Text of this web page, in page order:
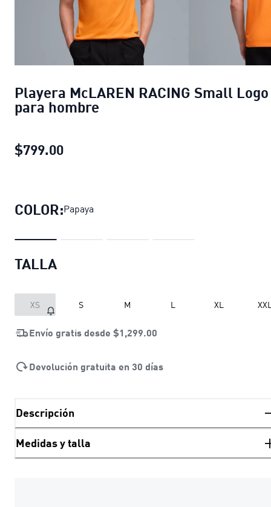
Playera McLAREN RACING Small Logo
para hombre
$799.00
COLOR:Papaya
TALLA
XS S M L XL
Envío gratis desde $1,299.00
Devolución gratuita en 30 días
Descripción
Medidas y talla